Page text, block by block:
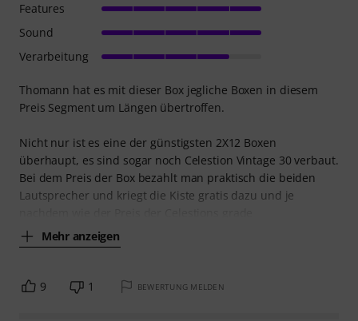
Thomann hat es mit dieser Box jegliche Boxen in diesem
Preis Segment um Längen übertroffen.
Nicht nur ist es eine der günstigsten 2X12 Boxen
überhaupt, es sind sogar noch Celestion Vintage 30 verbaut.
Bei dem Preis der Box bezahlt man praktisch die beiden
Lautsprecher und kriegt die Kiste gratis dazu und je
Mehr anzeigen
Features
Sound
Verarbeitung
9 1 BEWERTUNG MELDEN